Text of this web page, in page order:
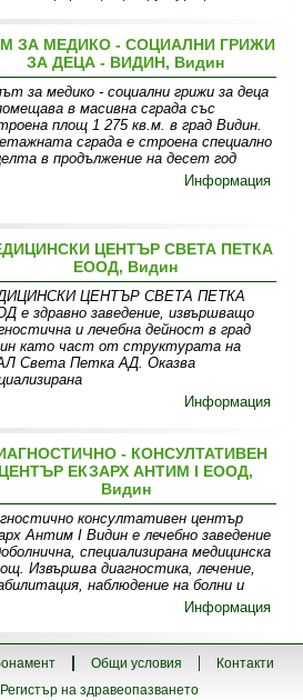
ЗА МЕДИКО - СОЦИАЛНИ ГРИЖИ
ЗА ДЕЦА - ВИДИН, Видин
за медико - социални грижи за деца
в масивна сграда със
площ 1 275 кв.м. в град Видин.
сграда е строена специално
в продължение на десет год
Информация
ЦЕНТЪР СВЕТА ПЕТКА
ЕООД, Видин
ЦЕНТЪР СВЕТА ПЕТКА
е здравно заведение, извършващо
и лечебна дейност в град
като част от структурата на
Света Петка АД. Oказва
Информация
- КОНСУЛТАТИВЕН
ЦЕНТЪР ЕКЗАРХ АНТИМ І ЕООД,
Видин
консултативен център
Антим I Видин е лечебно заведение
специализирана медицинска
Извършва диагностика, лечение,
наблюдение на болни и
Информация
Общи условия
Контакти
Регистър на здравеопазването